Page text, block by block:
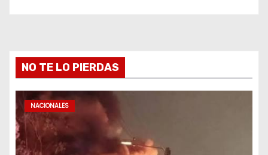
NO TE LO PIERDAS
NACIONALES